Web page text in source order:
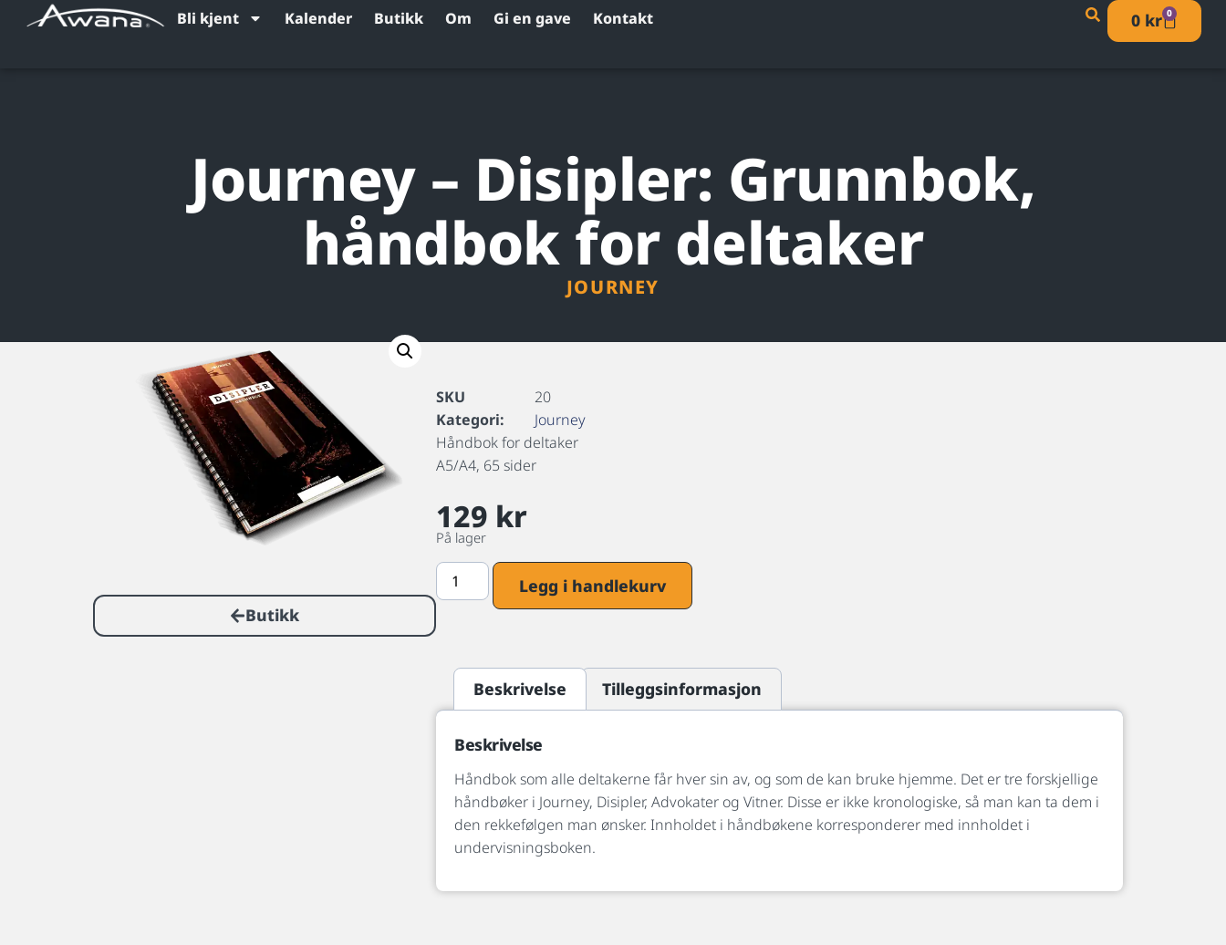
Bli kjent Kalender Butikk Om Gi en gave Kontakt 0 kr 0
Journey – Disipler: Grunnbok,
håndbok for deltaker
JOURNEY
Butikk
SKU
20
Kategori:
Journey
Håndbok for deltaker
A5/A4, 65 sider
129 kr
På lager
Legg i handlekurv
Beskrivelse Tilleggsinformasjon
Beskrivelse
Håndbok som alle deltakerne får hver sin av, og som de kan bruke hjemme. Det er tre forskjellige
håndbøker i Journey, Disipler, Advokater og Vitner. Disse er ikke kronologiske, så man kan ta dem i
den rekkefølgen man ønsker. Innholdet i håndbøkene korresponderer med innholdet i
undervisningsboken.